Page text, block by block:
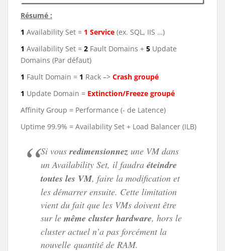
Résumé :
1 Availability Set = 1 Service (ex. SQL, IIS …)
1 Availability Set = 2 Fault Domains + 5 Update
Domains (Par défaut)
1 Fault Domain = 1 Rack –> Crash groupé
1 Update Domain = Extinction/Freeze groupé
Affinity Group = Performance (- de Latence)
Uptime 99.9% = Availability Set + Load Balancer (ILB)
Si vousredimensionnez une VM dans
un Availability Set, il faudra éteindre
toutes les VM, faire la modification et
les démarrer ensuite. Cette limitation
vient du fait que les VMs doivent être
sur le même cluster hardware, hors le
cluster actuel n’a pas forcément la
nouvelle quantité de RAM.